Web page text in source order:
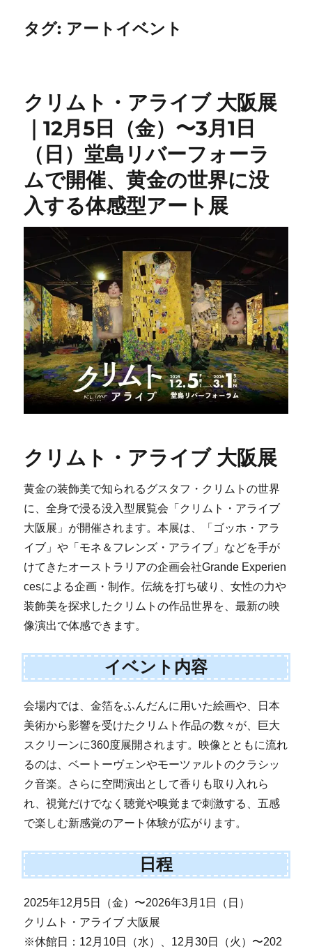
タグ: アートイベント
クリムト・アライブ 大阪展
｜12月5日（金）〜3月1日
（日）堂島リバーフォーラ
ムで開催、黄金の世界に没
入する体感型アート展
クリムト・アライブ 大阪展
黄金の装飾美で知られるグスタフ・クリムトの世界
に、全身で浸る没入型展覧会「クリムト・アライブ
大阪展」が開催されます。本展は、「ゴッホ・アラ
イブ」や「モネ＆フレンズ・アライブ」などを手が
けてきたオーストラリアの企画会社Grande Experien
cesによる企画・制作。伝統を打ち破り、女性の力や
装飾美を探求したクリムトの作品世界を、最新の映
像演出で体感できます。
イベント内容
会場内では、金箔をふんだんに用いた絵画や、日本
美術から影響を受けたクリムト作品の数々が、巨大
スクリーンに360度展開されます。映像とともに流れ
るのは、ベートーヴェンやモーツァルトのクラシッ
ク音楽。さらに空間演出として香りも取り入れら
れ、視覚だけでなく聴覚や嗅覚まで刺激する、五感
で楽しむ新感覚のアート体験が広がります。
日程
2025年12月5日（金）〜2026年3月1日（日）
クリムト・アライブ 大阪展
※休館日：12月10日（水）、12月30日（火）〜202